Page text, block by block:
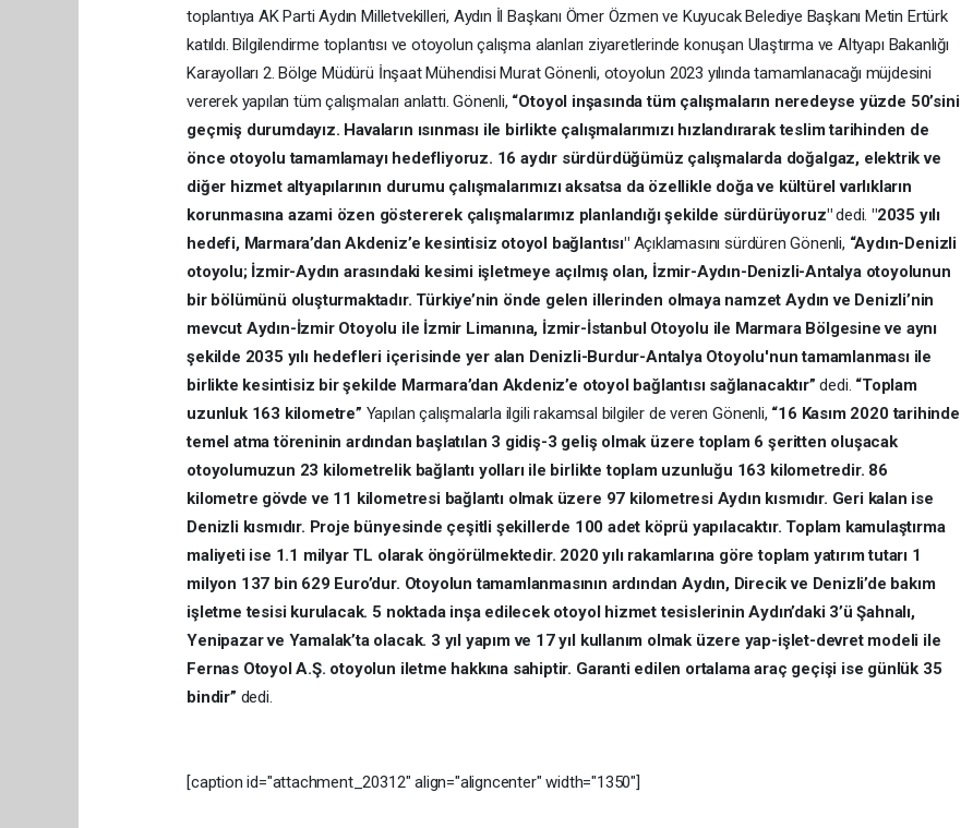
toplantıya AK Parti Aydın Milletvekilleri, Aydın İl Başkanı Ömer Özmen ve Kuyucak Belediye Başkanı Metin Ertürk
katıldı. Bilgilendirme toplantısı ve otoyolun çalışma alanları ziyaretlerinde konuşan Ulaştırma ve Altyapı Bakanlığı
Karayolları 2. Bölge Müdürü İnşaat Mühendisi Murat Gönenli, otoyolun 2023 yılında tamamlanacağı müjdesini
vererek yapılan tüm çalışmaları anlattı. Gönenli, “Otoyol inşasında tüm çalışmaların neredeyse yüzde 50’sini
geçmiş durumdayız. Havaların ısınması ile birlikte çalışmalarımızı hızlandırarak teslim tarihinden de
önce otoyolu tamamlamayı hedefliyoruz. 16 aydır sürdürdüğümüz çalışmalarda doğalgaz, elektrik ve
diğer hizmet altyapılarının durumu çalışmalarımızı aksatsa da özellikle doğa ve kültürel varlıkların
korunmasına azami özen göstererek çalışmalarımız planlandığı şekilde sürdürüyoruz"dedi. "2035 yılı
hedefi, Marmara’dan Akdeniz’e kesintisiz otoyol bağlantısı"Açıklamasını sürdüren Gönenli, “Aydın-Denizli
otoyolu; İzmir-Aydın arasındaki kesimi işletmeye açılmış olan, İzmir-Aydın-Denizli-Antalya otoyolunun
bir bölümünü oluşturmaktadır. Türkiye’nin önde gelen illerinden olmaya namzet Aydın ve Denizli’nin
mevcut Aydın-İzmir Otoyolu ile İzmir Limanına, İzmir-İstanbul Otoyolu ile Marmara Bölgesine ve aynı
şekilde 2035 yılı hedefleri içerisinde yer alan Denizli-Burdur-Antalya Otoyolu'nun tamamlanması ile
birlikte kesintisiz bir şekilde Marmara’dan Akdeniz’e otoyol bağlantısı sağlanacaktır” dedi. “Toplam
uzunluk 163 kilometre” Yapılan çalışmalarla ilgili rakamsal bilgiler de veren Gönenli, “16 Kasım 2020 tarihinde
temel atma töreninin ardından başlatılan 3 gidiş-3 geliş olmak üzere toplam 6 şeritten oluşacak
otoyolumuzun 23 kilometrelik bağlantı yolları ile birlikte toplam uzunluğu 163 kilometredir. 86
kilometre gövde ve 11 kilometresi bağlantı olmak üzere 97 kilometresi Aydın kısmıdır. Geri kalan ise
Denizli kısmıdır. Proje bünyesinde çeşitli şekillerde 100 adet köprü yapılacaktır. Toplam kamulaştırma
maliyeti ise 1.1 milyar TL olarak öngörülmektedir. 2020 yılı rakamlarına göre toplam yatırım tutarı 1
milyon 137 bin 629 Euro’dur. Otoyolun tamamlanmasının ardından Aydın, Direcik ve Denizli’de bakım
işletme tesisi kurulacak. 5 noktada inşa edilecek otoyol hizmet tesislerinin Aydın’daki 3’ü Şahnalı,
Yenipazar ve Yamalak’ta olacak. 3 yıl yapım ve 17 yıl kullanım olmak üzere yap-işlet-devret modeli ile
Fernas Otoyol A.Ş. otoyolun iletme hakkına sahiptir. Garanti edilen ortalama araç geçişi ise günlük 35
bindir” dedi.
[caption id="attachment_20312" align="aligncenter" width="1350"]